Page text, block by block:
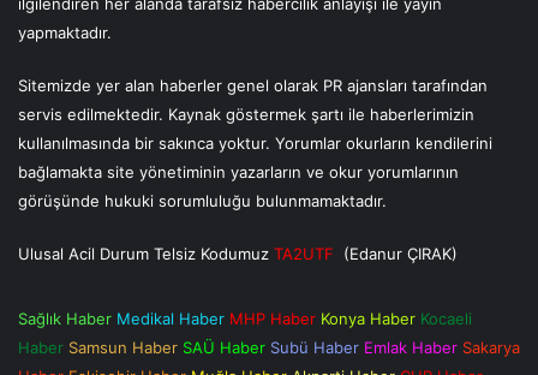
yapmaktadır.
Sitemizde yer alan haberler genel olarak PR ajansları tarafından
servis edilmektedir. Kaynak göstermek şartı ile haberlerimizin
kullanılmasında bir sakınca yoktur. Yorumlar okurların kendilerini
bağlamakta site yönetiminin yazarların ve okur yorumlarının
görüşünde hukuki sorumluluğu bulunmamaktadır.
Ulusal Acil Durum Telsiz Kodumuz TA2UTF (Edanur ÇIRAK)
Sağlık Haber Medikal Haber MHP Haber Konya Haber Kocaeli
Haber Samsun Haber SAÜ Haber Subü Haber Emlak Haber Sakarya